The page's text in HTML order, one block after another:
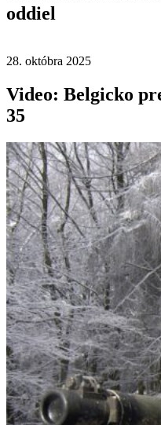
oddiel
28. októbra 2025
Video: Belgicko
35